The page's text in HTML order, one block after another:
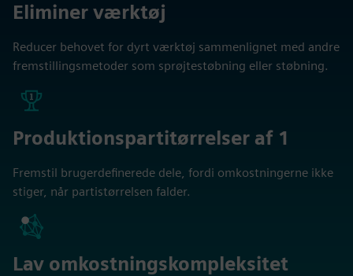
Eliminer værktøj
Reducer behovet for dyrt værktøj sammenlignet med andre
fremstillingsmetoder som sprøjtestøbning eller støbning.
Produktionspartitørrelser af 1
Fremstil brugerdefinerede dele, fordi omkostningerne ikke
stiger, når partistørrelsen falder.
Lav omkostningskompleksitet